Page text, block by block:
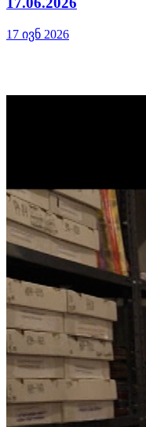
17 ივნ 2026